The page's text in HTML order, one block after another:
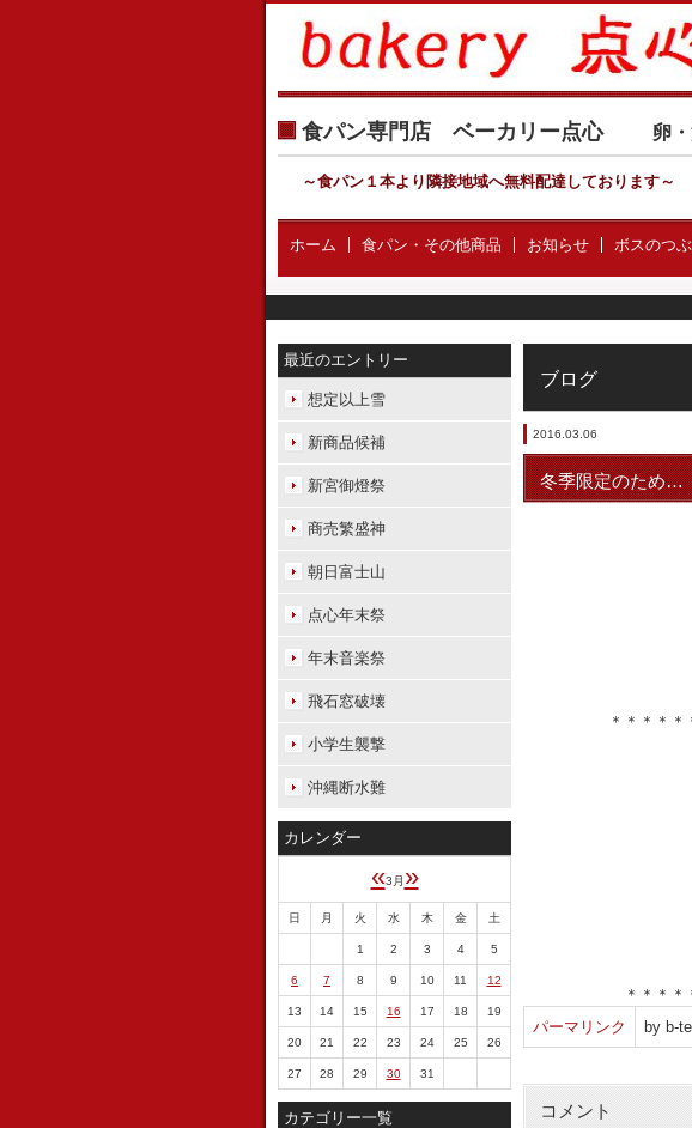
食パン専門店 ベーカリー点心 卵
～食パン１本より隣接地域へ無料配達しております～
ホーム 食パン・その他商品 お知らせ ボスのつ
ブログ
2016.03.06
冬季限定のため…
＊＊＊＊
＊＊＊
パーマリンク
by b-
コメント
最近のエントリー
想定以上雪
新商品候補
新宮御燈祭
商売繁盛神
朝日富士山
点心年末祭
年末音楽祭
飛石窓破壊
小学生襲撃
沖縄断水難
カレンダー
«3月 »
日 月 火 水 木 金 土
1 2 3 4 5
6 7 8 9 10 11 12
13 14 15 16 17 18 19
20 21 22 23 24 25 26
27 28 29 30 31
カテゴリー一覧